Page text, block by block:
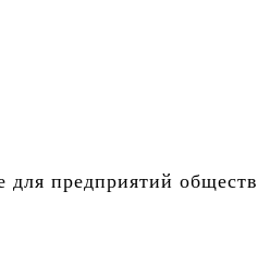
для предприятий